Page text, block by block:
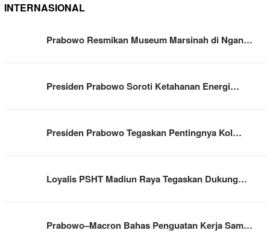
INTERNASIONAL
Prabowo Resmikan Museum Marsinah di Ngan…
Presiden Prabowo Soroti Ketahanan Energi…
Presiden Prabowo Tegaskan Pentingnya Kol…
Loyalis PSHT Madiun Raya Tegaskan Dukung…
Prabowo–Macron Bahas Penguatan Kerja Sam…